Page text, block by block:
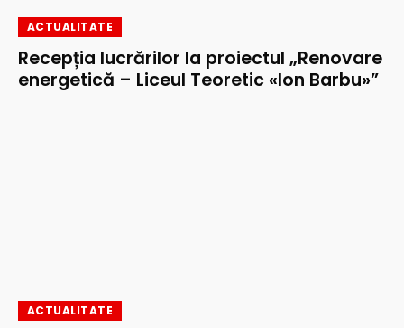
ACTUALITATE
Recepția lucrărilor la proiectul „Renovare
energetică – Liceul Teoretic «Ion Barbu»”
ACTUALITATE